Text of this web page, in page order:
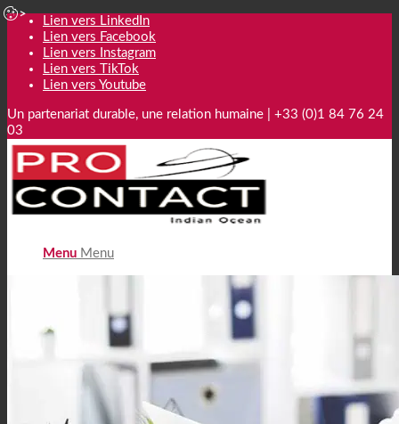
Lien vers LinkedIn
Lien vers Facebook
Lien vers Instagram
Lien vers TikTok
Lien vers Youtube
Un partenariat durable, une relation humaine | +33 (0)1 84 76 24
03
Menu Menu